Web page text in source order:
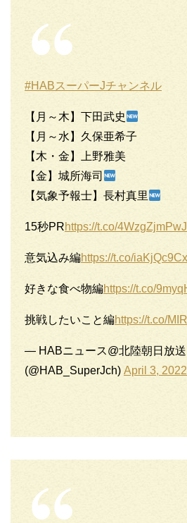
#HABスーパーJチャンネル
【月～木】下田武史
【月～水】久保亜希子
【木・金】上野雅美
【金】城所海司
【気象予報士】長村真里
15秒PRhttps://t.co/4WzgZjmPwJ
意気込み編https://t.co/
好きな食べ物編https://t.co/
挑戦したいこと編https://t.co/
— HABニュース@北陸朝日放送
(@HAB_SuperJch) April 3, 2022